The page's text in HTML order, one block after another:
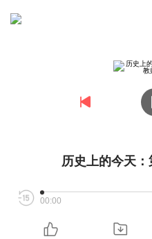
历史上的今天
00:00